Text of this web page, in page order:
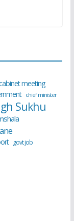
meeting
chief minister
Sukhu
govt job